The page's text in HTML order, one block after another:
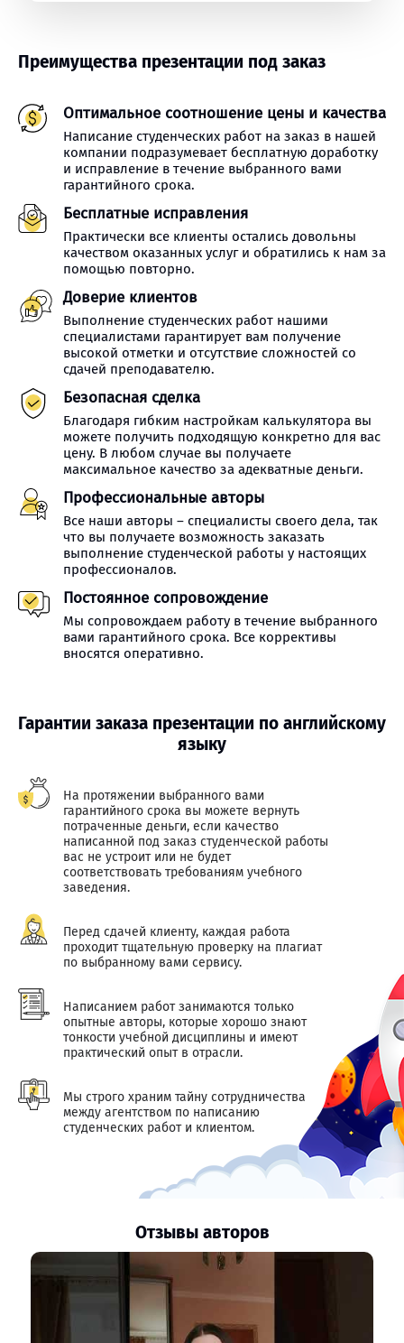
Преимущества презентации под заказ
Оптимальное соотношение цены и качества
Написание студенческих работ на заказ в нашей
компании подразумевает бесплатную доработку
и исправление в течение выбранного вами
гарантийного срока.
Бесплатные исправления
Практически все клиенты остались довольны
качеством оказанных услуг и обратились к нам за
помощью повторно.
Доверие клиентов
Выполнение студенческих работ нашими
специалистами гарантирует вам получение
высокой отметки и отсутствие сложностей со
сдачей преподавателю.
Безопасная сделка
Благодаря гибким настройкам калькулятора вы
можете получить подходящую конкретно для вас
цену. В любом случае вы получаете
максимальное качество за адекватные деньги.
Профессиональные авторы
Все наши авторы – специалисты своего дела, так
что вы получаете возможность заказать
выполнение студенческой работы у настоящих
профессионалов.
Постоянное сопровождение
Мы сопровождаем работу в течение выбранного
вами гарантийного срока. Все коррективы
вносятся оперативно.
Гарантии заказа презентации по английскому
языку
На протяжении выбранного вами
гарантийного срока вы можете вернуть
потраченные деньги, если качество
написанной под заказ студенческой работы
вас не устроит или не будет
соответствовать требованиям учебного
заведения.
Перед сдачей клиенту, каждая работа
проходит тщательную проверку на плагиат
по выбранному вами сервису.
Написанием работ занимаются только
опытные авторы, которые хорошо знают
тонкости учебной дисциплины и имеют
практический опыт в отрасли.
Мы строго храним тайну сотрудничества
между агентством по написанию
студенческих работ и клиентом.
Отзывы авторов